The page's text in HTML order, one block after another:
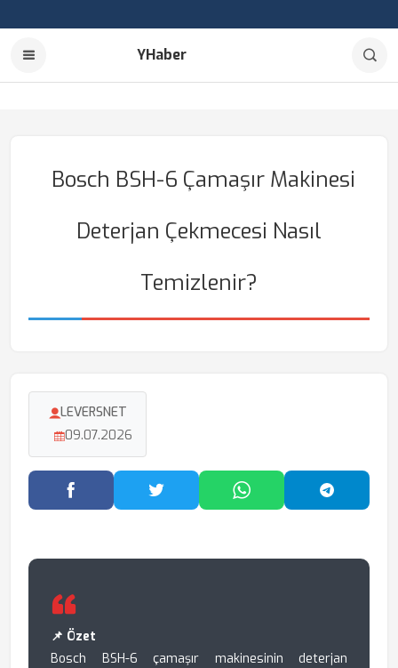
YHaber
Bosch BSH-6 Çamaşır Makinesi
Deterjan Çekmecesi Nasıl
Temizlenir?
LEVERSNET
09.07.2026
Facebook'ta PaylaşTwitter'da PaylaşWhatsApp'ta Paylaş
📌 Özet
Bosch BSH-6 çamaşır makinesinin deterjan